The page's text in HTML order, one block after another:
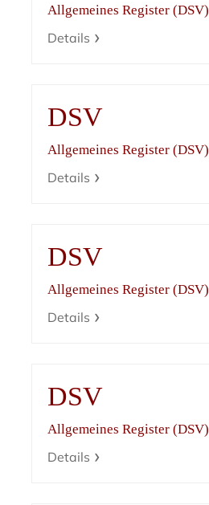
Allgemeines Register (DSV)
Details
DSV
Allgemeines Register (DSV)
Details
DSV
Allgemeines Register (DSV)
Details
DSV
Allgemeines Register (DSV)
Details